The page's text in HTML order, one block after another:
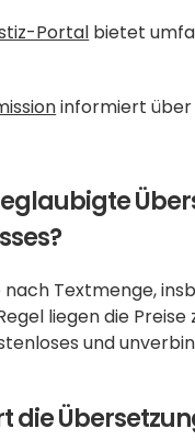
Portal bietet
informiert über
nach Textmenge,
liegen die
und
die